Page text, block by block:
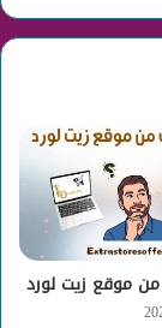
موقع زيت لورد